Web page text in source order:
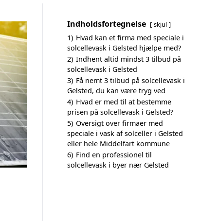
Indholdsfortegnelse skjul
1) Hvad kan et firma med speciale i
solcellevask i Gelsted hjælpe med?
2) Indhent altid mindst 3 tilbud på
solcellevask i Gelsted
3) Få nemt 3 tilbud på solcellevask i
Gelsted, du kan være tryg ved
4) Hvad er med til at bestemme
prisen på solcellevask i Gelsted?
5) Oversigt over firmaer med
speciale i vask af solceller i Gelsted
eller hele Middelfart kommune
6) Find en professionel til
solcellevask i byer nær Gelsted